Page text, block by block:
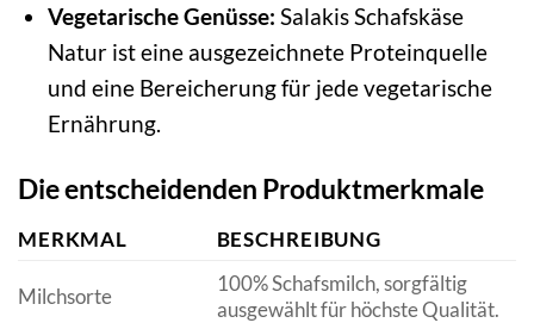
Vegetarische Genüsse: Salakis Schafskäse
Natur ist eine ausgezeichnete Proteinquelle
und eine Bereicherung für jede vegetarische
Ernährung.
Die entscheidenden Produktmerkmale
MERKMAL BESCHREIBUNG
Milchsorte
100% Schafsmilch, sorgfältig
ausgewählt für höchste Qualität.